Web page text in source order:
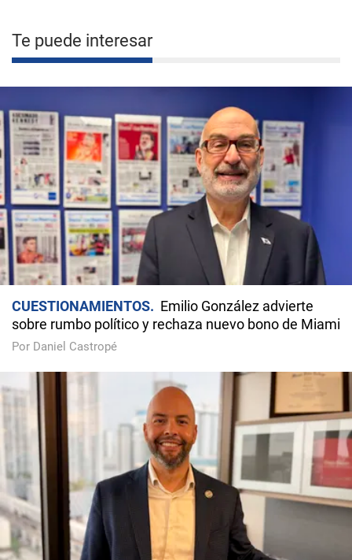
Te puede interesar
CUESTIONAMIENTOS
Emilio González advierte
sobre rumbo político y rechaza nuevo bono de Miami
Por Daniel Castropé